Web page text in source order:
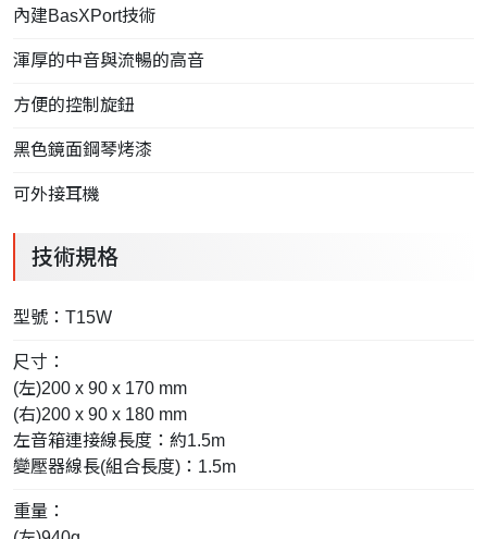
內建BasXPort技術
渾厚的中音與流暢的高音
方便的控制旋鈕
黑色鏡面鋼琴烤漆
可外接耳機
技術規格
型號：T15W
尺寸：
(左)200 x 90 x 170 mm
(右)200 x 90 x 180 mm
左音箱連接線長度：約1.5m
變壓器線長(組合長度)：1.5m
重量：